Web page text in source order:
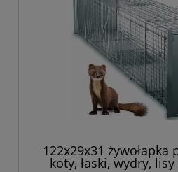
122x29x31 żywołapka
koty, łaski, wydry,